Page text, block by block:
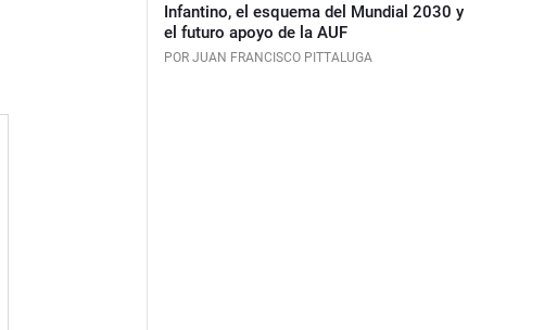
Infantino, el esquema del Mundial 2030 y
el futuro apoyo de la AUF
POR JUAN FRANCISCO PITTALUGA